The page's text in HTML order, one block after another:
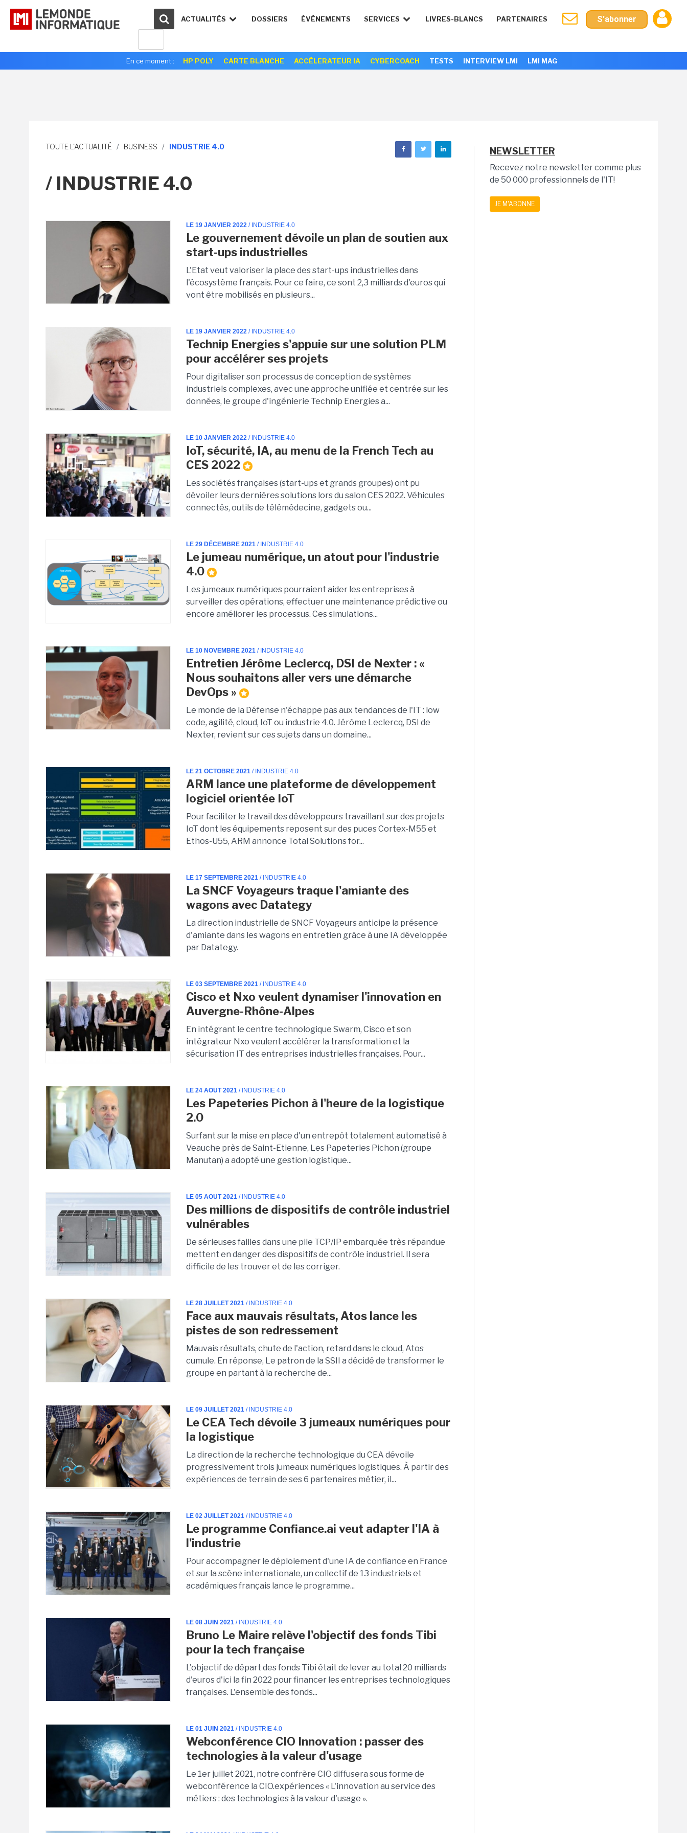
ACTUALITÉS DOSSIERS ÉVÉNEMENTS SERVICES LIVRES-BLANCS PARTENAIRES S'abonner
En ce moment : HP POLY CARTE BLANCHE ACCÉLERATEUR IA CYBERCOACH TESTS INTERVIEW LMI LMI MAG
TOUTE L'ACTUALITÉ / BUSINESS / INDUSTRIE 4.0
/ INDUSTRIE 4.0
LE 19 JANVIER 2022 / INDUSTRIE 4.0
Le gouvernement dévoile un plan de soutien aux
start-ups industrielles
L'Etat veut valoriser la place des start-ups industrielles dans
l'écosystème français. Pour ce faire, ce sont 2,3 milliards d'euros qui
vont être mobilisés en plusieurs...
LE 19 JANVIER 2022 / INDUSTRIE 4.0
Technip Energies s'appuie sur une solution PLM
pour accélérer ses projets
Pour digitaliser son processus de conception de systèmes
industriels complexes, avec une approche unifiée et centrée sur les
données, le groupe d'ingénierie Technip Energies a...
LE 10 JANVIER 2022 / INDUSTRIE 4.0
IoT, sécurité, IA, au menu de la French Tech au
CES 2022
Les sociétés françaises (start-ups et grands groupes) ont pu
dévoiler leurs dernières solutions lors du salon CES 2022. Véhicules
connectés, outils de télémédecine, gadgets ou...
LE 29 DÉCEMBRE 2021 / INDUSTRIE 4.0
Le jumeau numérique, un atout pour l'industrie
4.0
Les jumeaux numériques pourraient aider les entreprises à
surveiller des opérations, effectuer une maintenance prédictive ou
encore améliorer les processus. Ces simulations...
LE 10 NOVEMBRE 2021 / INDUSTRIE 4.0
Entretien Jérôme Leclercq, DSI de Nexter : «
Nous souhaitons aller vers une démarche
DevOps »
Le monde de la Défense n'échappe pas aux tendances de l'IT : low
code, agilité, cloud, IoT ou industrie 4.0. Jérôme Leclercq, DSI de
Nexter, revient sur ces sujets dans un domaine...
LE 21 OCTOBRE 2021 / INDUSTRIE 4.0
ARM lance une plateforme de développement
logiciel orientée IoT
Pour faciliter le travail des développeurs travaillant sur des projets
IoT dont les équipements reposent sur des puces Cortex-M55 et
Ethos-U55, ARM annonce Total Solutions for...
LE 17 SEPTEMBRE 2021 / INDUSTRIE 4.0
La SNCF Voyageurs traque l'amiante des
wagons avec Datategy
La direction industrielle de SNCF Voyageurs anticipe la présence
d'amiante dans les wagons en entretien grâce à une IA développée
par Datategy.
LE 03 SEPTEMBRE 2021 / INDUSTRIE 4.0
Cisco et Nxo veulent dynamiser l'innovation en
Auvergne-Rhône-Alpes
En intégrant le centre technologique Swarm, Cisco et son
intégrateur Nxo veulent accélérer la transformation et la
sécurisation IT des entreprises industrielles françaises. Pour...
LE 24 AOUT 2021 / INDUSTRIE 4.0
Les Papeteries Pichon à l'heure de la logistique
2.0
Surfant sur la mise en place d'un entrepôt totalement automatisé à
Veauche près de Saint-Etienne, Les Papeteries Pichon (groupe
Manutan) a adopté une gestion logistique...
LE 05 AOUT 2021 / INDUSTRIE 4.0
Des millions de dispositifs de contrôle industriel
vulnérables
De sérieuses failles dans une pile TCP/IP embarquée très répandue
mettent en danger des dispositifs de contrôle industriel. Il sera
difficile de les trouver et de les corriger.
LE 28 JUILLET 2021 / INDUSTRIE 4.0
Face aux mauvais résultats, Atos lance les
pistes de son redressement
Mauvais résultats, chute de l'action, retard dans le cloud, Atos
cumule. En réponse, Le patron de la SSII a décidé de transformer le
groupe en partant à la recherche de...
LE 09 JUILLET 2021 / INDUSTRIE 4.0
Le CEA Tech dévoile 3 jumeaux numériques pour
la logistique
La direction de la recherche technologique du CEA dévoile
progressivement trois jumeaux numériques logistiques. À partir des
expériences de terrain de ses 6 partenaires métier, il...
LE 02 JUILLET 2021 / INDUSTRIE 4.0
Le programme Confiance.ai veut adapter l'IA à
l'industrie
Pour accompagner le déploiement d'une IA de confiance en France
et sur la scène internationale, un collectif de 13 industriels et
académiques français lance le programme...
LE 08 JUIN 2021 / INDUSTRIE 4.0
Bruno Le Maire relève l'objectif des fonds Tibi
pour la tech française
L'objectif de départ des fonds Tibi était de lever au total 20 milliards
d'euros d'ici la fin 2022 pour financer les entreprises technologiques
françaises. L'ensemble des fonds...
LE 01 JUIN 2021 / INDUSTRIE 4.0
Webconférence CIO Innovation : passer des
technologies à la valeur d'usage
Le 1er juillet 2021, notre confrère CIO diffusera sous forme de
webconférence la CIO.expériences « L'innovation au service des
métiers : des technologies à la valeur d'usage ».
NEWSLETTER
Recevez notre newsletter comme plus
de 50 000 professionnels de l'IT!
JE M'ABONNE